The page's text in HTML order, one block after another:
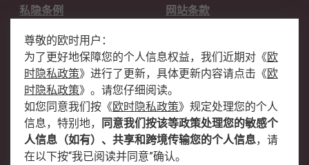
私隐条例
网站条款
关于欧时
欧时销售条款
账户和付款
企业集团
全球办事处
关于我们
新闻中心
加入我们
尊敬的欧时用户：
为了更好地保障您的个人信息权益，我们近期对 《欧
时隐私政策》 进行了更新，具体更新内容请点击 《欧
时隐私政策》 。请您仔细阅读。
如您同意我们按 《欧时隐私政策》 规定处理您的个人
信息，特别地，
同意我们按该等政策处理您的敏感个
人信息（如有）、共享和跨境传输您的个人信息，请
在以下按“我已阅读并同意”确认。